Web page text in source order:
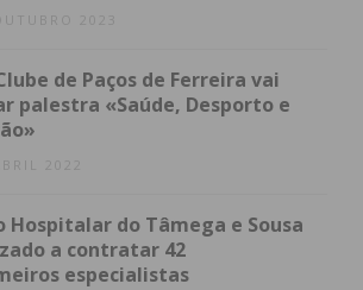
2023
de Paços de Ferreira vai
palestra «Saúde, Desporto e
2022
Hospitalar do Tâmega e Sousa
a contratar 42
especialistas